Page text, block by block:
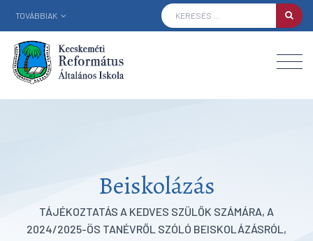
TOVÁBBIAK
Beiskolázás
TÁJÉKOZTATÁS A KEDVES SZÜLŐK SZÁMÁRA, A
2024/2025-ÖS TANÉVRŐL SZÓLÓ BEISKOLÁZÁSRÓL,